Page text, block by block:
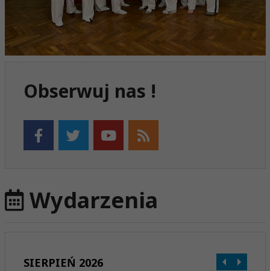
Obserwuj nas !
Wydarzenia
SIERPIEŃ 2026